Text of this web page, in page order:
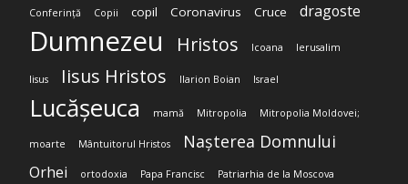
Conferință Copii copil Coronavirus Cruce dragoste
Dumnezeu Hristos Icoana Ierusalim
Iisus Iisus Hristos Ilarion Boian Israel
Lucășeuca mamă Mitropolia Mitropolia Moldovei;
moarte Mântuitorul Hristos Nașterea Domnului
Orhei ortodoxia Papa Francisc Patriarhia de la Moscova